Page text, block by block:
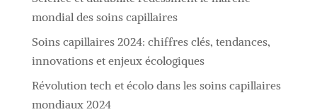
mondial des soins capillaires
Soins capillaires 2024: chiffres clés, tendances,
innovations et enjeux écologiques
Révolution tech et écolo dans les soins capillaires
mondiaux 2024